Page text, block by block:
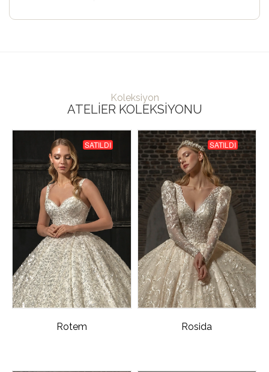
Koleksiyon
ATELIER KOLEKSIYONU
SATILDI
Rotem
SATILDI
Rosida